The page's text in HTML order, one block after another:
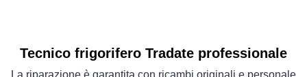
Tecnico frigorifero Tradate professionale